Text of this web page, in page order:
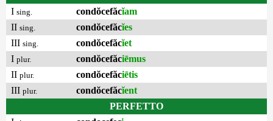
I sing. condŏcefăcĭam
II sing. condŏcefăcĭes
III sing. condŏcefăcĭet
I plur. condŏcefăciēmus
II plur. condŏcefăciētis
III plur. condŏcefăcĭent
PERFETTO